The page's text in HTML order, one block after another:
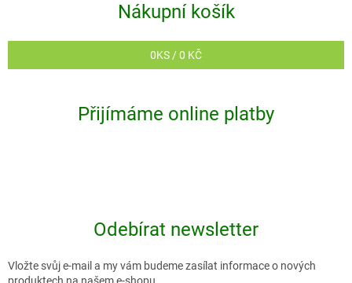
Nákupní košík
0KS /0 KČ
Přijímáme online platby
Odebírat newsletter
Vložte svůj e-mail a my vám budeme zasílat informace o nových